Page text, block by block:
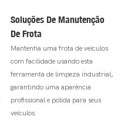
Soluções De Manutenção
De Frota
Mantenha uma frota de veículos
com facilidade usando esta
ferramenta de limpeza industrial,
garantindo uma aparência
profissional e polida para seus
veículos.